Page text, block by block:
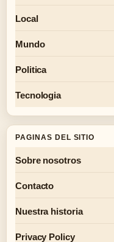
Local
Mundo
Politica
Tecnologia
PAGINAS DEL SITIO
Sobre nosotros
Contacto
Nuestra historia
Privacy Policy